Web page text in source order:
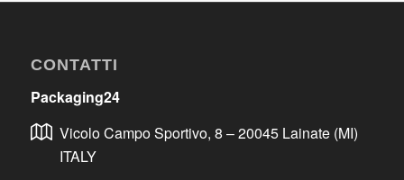
CONTATTI
Packaging24
Vicolo Campo Sportivo, 8 – 20045 Lainate (MI)
ITALY